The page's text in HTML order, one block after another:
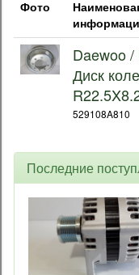
Фото
Daewoo
Диск
529108A810
Последние